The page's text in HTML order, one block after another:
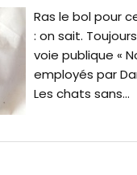
Ras le bol pour
: on sait.
voie publique «
employés par
Les chats sans...